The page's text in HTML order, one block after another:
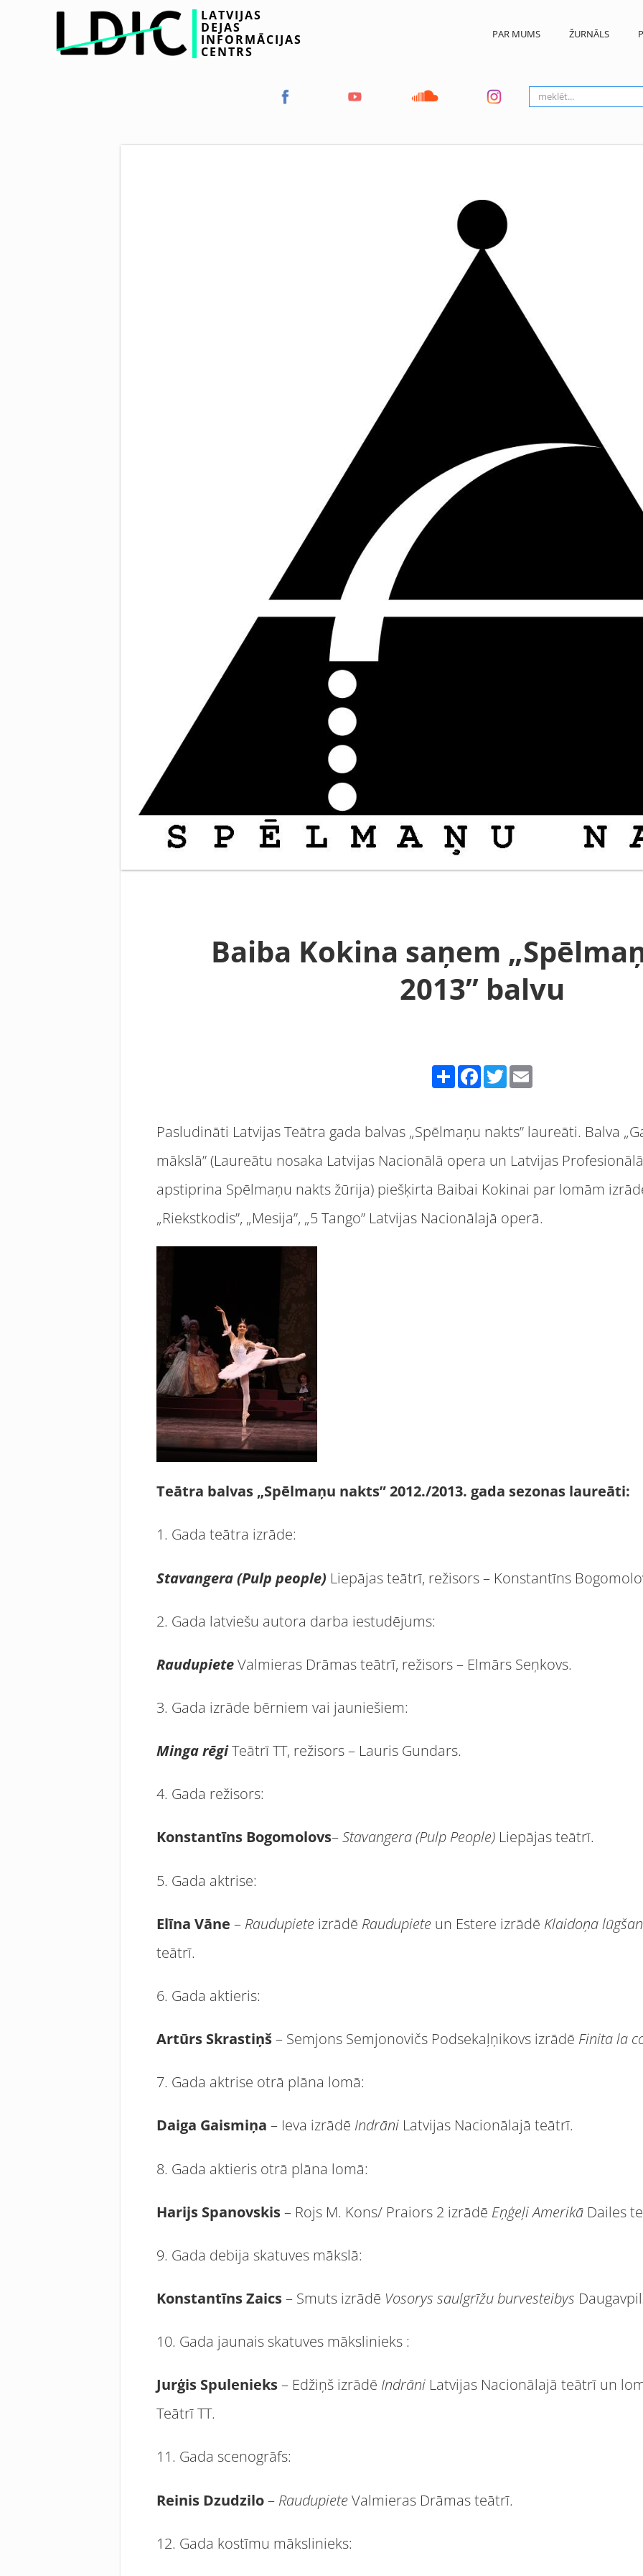
LATVIJAS
DEJAS
INFORMĀCIJAS
CENTRS
PAR MUMS ŽURNĀLS
Baiba Kokina saņem
2013” balvu
Share FacebookTwitter
Pasludināti Latvijas Teātra gada balvas „Spēlmaņu nakts” laureāti. Balva
mākslā” (Laureātu nosaka Latvijas Nacionālā opera un Latvijas
apstiprina Spēlmaņu nakts žūrija) piešķirta Baibai Kokinai par lomām
„Riekstkodis”, „Mesija”, „5 Tango” Latvijas Nacionālajā operā.
Teātra balvas „Spēlmaņu nakts” 2012./2013. gada sezonas laureāti:
1. Gada teātra izrāde:
Stavangera (Pulp people) Liepājas teātrī, režisors – Konstantīns
2. Gada latviešu autora darba iestudējums:
RaudupieteValmieras Drāmas teātrī, režisors – Elmārs Seņkovs.
3. Gada izrāde bērniem vai jauniešiem:
Minga rēgiTeātrī TT, režisors – Lauris Gundars.
4. Gada režisors:
Konstantīns Bogomolovs–Stavangera (Pulp People) Liepājas teātrī.
5. Gada aktrise:
Elīna Vāne – Raudupiete izrādē Raudupiete un Estere izrādē Klaidoņa
teātrī.
6. Gada aktieris:
Artūrs Skrastiņš– Semjons Semjonovičs Podsekaļņikovs izrādē Finita la
7. Gada aktrise otrā plāna lomā:
Daiga Gaismiņa – Ieva izrādē Indrāni Latvijas Nacionālajā teātrī.
8. Gada aktieris otrā plāna lomā:
Harijs Spanovskis– Rojs M. Kons/ Praiors 2 izrādē Eņģeļi Amerikā Dailes
9. Gada debija skatuves mākslā:
Konstantīns Zaics– Smuts izrādē Vosorys saulgrīžu burvesteibys
10. Gada jaunais skatuves mākslinieks :
Jurģis Spulenieks– Edžiņš izrādē Indrāni Latvijas Nacionālajā teātrī un
Teātrī TT.
11. Gada scenogrāfs:
Reinis Dzudzilo– RaudupieteValmieras Drāmas teātrī.
12. Gada kostīmu mākslinieks: